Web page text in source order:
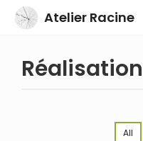
Atelier Racine
All